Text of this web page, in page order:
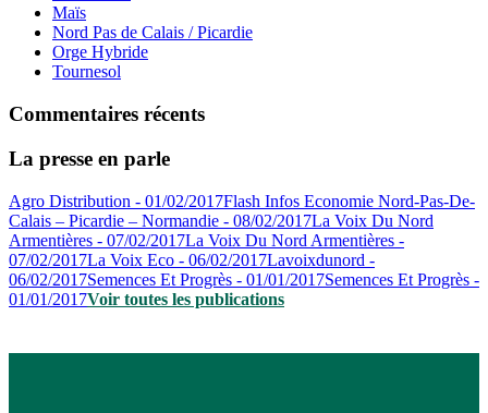
Maïs
Nord Pas de Calais / Picardie
Orge Hybride
Tournesol
Commentaires récents
La presse en parle
Agro Distribution - 01/02/2017Flash Infos Economie Nord-Pas-De-
Calais – Picardie – Normandie - 08/02/2017La Voix Du Nord
Armentières - 07/02/2017La Voix Du Nord Armentières -
07/02/2017La Voix Eco - 06/02/2017Lavoixdunord -
06/02/2017Semences Et Progrès - 01/01/2017Semences Et Progrès -
01/01/2017Voir toutes les publications